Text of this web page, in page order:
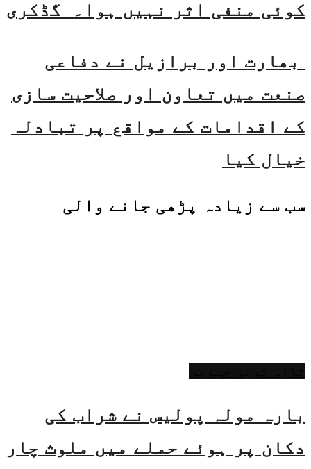
کوئی منفی اثر نہیں ہوا۔ گڈکری
بھارت اور برازیل نے دفاعی
صنعت میں تعاون اور صلاحیت سازی
کے اقدامات کے مواقع پر تبادلہ
خیال کیا
سب سے زیادہ پڑھی جانے والی
بارہ مولہ پولیس نے شراب کی
دکان پر ہوئے حملے میں ملوث چار